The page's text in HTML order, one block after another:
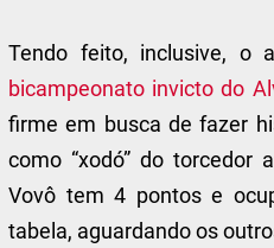
Tendo feito, inclusive, o
bicampeonato invicto do
firme em busca de fazer
como “xodó” do torcedor
Vovô tem 4 pontos e
tabela, aguardando os